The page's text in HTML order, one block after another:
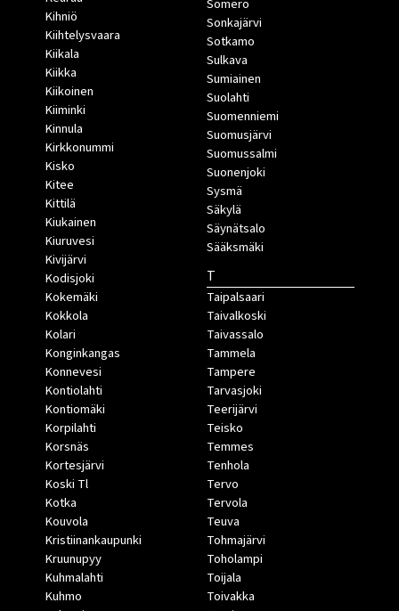
Kihniö
Kiihtelysvaara
Kiikala
Kiikka
Kiikoinen
Kiiminki
Kinnula
Kirkkonummi
Kisko
Kitee
Kittilä
Kiukainen
Kiuruvesi
Kivijärvi
Kodisjoki
Kokemäki
Kokkola
Kolari
Konginkangas
Konnevesi
Kontiolahti
Kontiomäki
Korpilahti
Korsnäs
Kortesjärvi
Koski Tl
Kotka
Kouvola
Kristiinankaupunki
Kruunupyy
Kuhmalahti
Kuhmo
Somero
Sonkajärvi
Sotkamo
Sulkava
Sumiainen
Suolahti
Suomenniemi
Suomusjärvi
Suomussalmi
Suonenjoki
Sysmä
Säkylä
Säynätsalo
Sääksmäki
T
Taipalsaari
Taivalkoski
Taivassalo
Tammela
Tampere
Tarvasjoki
Teerijärvi
Teisko
Temmes
Tenhola
Tervo
Tervola
Teuva
Tohmajärvi
Toholampi
Toijala
Toivakka